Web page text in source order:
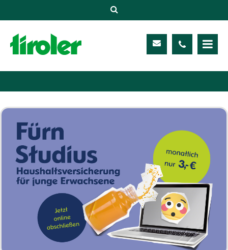
Kontakt
Service
Meine TIROLER
Karriere
Kundenportal